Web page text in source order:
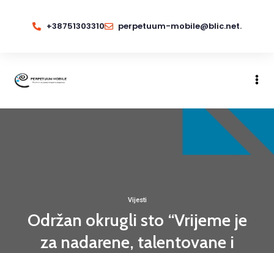
+38751303310 perpetuum-mobile@blic.net.
Vijesti
Održan okrugli sto “Vrijeme je
za nadarene, talentovane i